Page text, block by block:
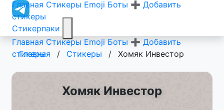
Стикерпаки
Главная Стикеры Emoji Боты ➕ Добавить
стикеры
Главная Стикеры Emoji Боты ➕ Добавить
стикеры
Главная / Стикеры / Хомяк Инвестор
Хомяк Инвестор